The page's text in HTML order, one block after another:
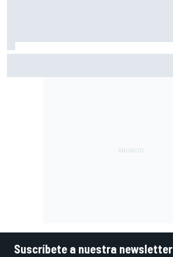
Suscríbete a nuestra newsletter